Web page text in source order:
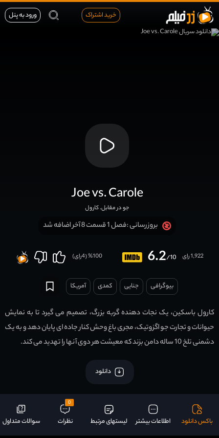
خرید اشتراک ورود به پنل
Joe vs. Carole
جو در مقابل. کارول
بروزرسانی :فصل 1 قسمت 8 آخر اضافه شد
6.2/10 1,922 رای 100
% (
4رای)
بیوگرافی جنایی کمدی آمریکا
کارول باسکین، یک نجات دهنده گربه بزرگ، تصمیم می گیرد تا به نمایش
حیوانات و تجارت جو اگزوتیک، مجری باغ وحش کنار جاده ای پایان دهد و به یک
دشمنی تلخ 10 ساله دامن بزند که معیشت هر دوی آنها را تهدید می کند.
دانلود
باکس دانلود اطلاعات بیشتر لیستهای مرتبط
0
نظرات سوالات متداول